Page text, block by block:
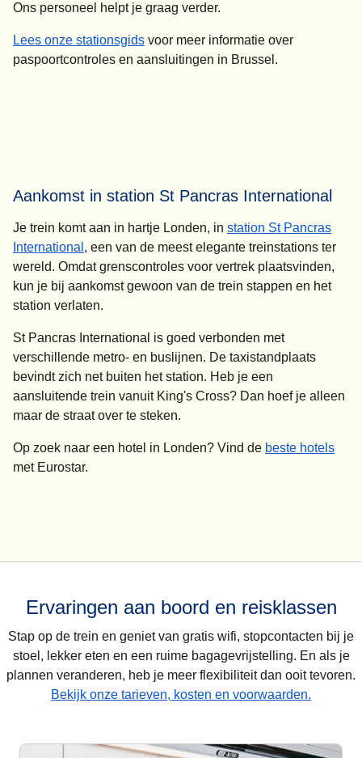
Ons personeel helpt je graag verder.
Lees onze stationsgids voor meer informatie over
paspoortcontroles en aansluitingen in Brussel.
Aankomst in station St Pancras International
Je trein komt aan in hartje Londen, in station St Pancras
International , een van de meest elegante treinstations ter
wereld. Omdat grenscontroles voor vertrek plaatsvinden,
kun je bij aankomst gewoon van de trein stappen en het
station verlaten.
St Pancras International is goed verbonden met
verschillende metro- en buslijnen. De taxistandplaats
bevindt zich net buiten het station. Heb je een
aansluitende trein vanuit King's Cross? Dan hoef je alleen
maar de straat over te steken.
Op zoek naar een hotel in Londen? Vind de beste hotels
met Eurostar.
Ervaringen aan boord en reisklassen
Stap op de trein en geniet van gratis wifi, stopcontacten bij je
stoel, lekker eten en een ruime bagagevrijstelling. En als je
plannen veranderen, heb je meer flexibiliteit dan ooit tevoren.
Bekijk onze tarieven, kosten en voorwaarden.